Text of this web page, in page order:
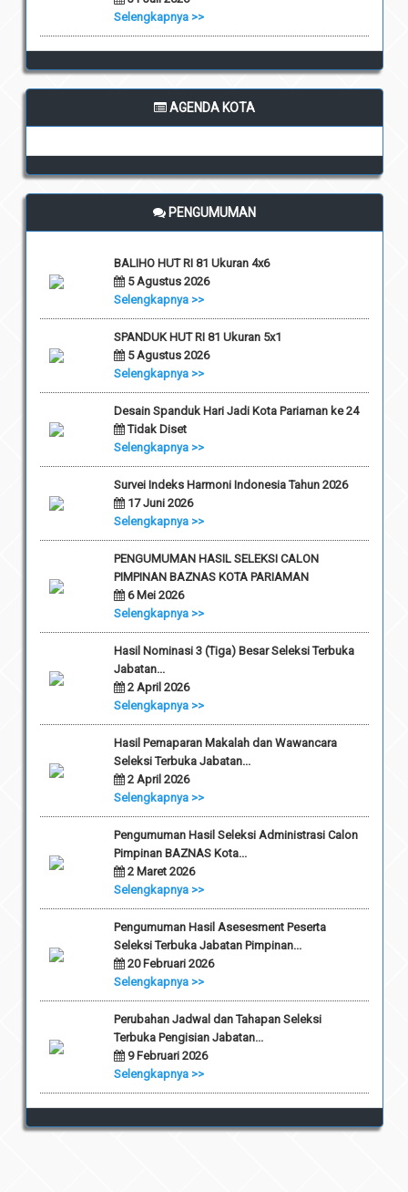
Selengkapnya >>
AGENDA KOTA
PENGUMUMAN
BALIHO HUT RI 81 Ukuran 4x6
5 Agustus 2026
Selengkapnya >>
SPANDUK HUT RI 81 Ukuran 5x1
5 Agustus 2026
Selengkapnya >>
Desain Spanduk Hari Jadi Kota Pariaman ke 24
Tidak Diset
Selengkapnya >>
Survei Indeks Harmoni Indonesia Tahun 2026
17 Juni 2026
Selengkapnya >>
PENGUMUMAN HASIL SELEKSI CALON
PIMPINAN BAZNAS KOTA PARIAMAN
6 Mei 2026
Selengkapnya >>
Hasil Nominasi 3 (Tiga) Besar Seleksi Terbuka
Jabatan...
2 April 2026
Selengkapnya >>
Hasil Pemaparan Makalah dan Wawancara
Seleksi Terbuka Jabatan...
2 April 2026
Selengkapnya >>
Pengumuman Hasil Seleksi Administrasi Calon
Pimpinan BAZNAS Kota...
2 Maret 2026
Selengkapnya >>
Pengumuman Hasil Asesesment Peserta
Seleksi Terbuka Jabatan Pimpinan...
20 Februari 2026
Selengkapnya >>
Perubahan Jadwal dan Tahapan Seleksi
Terbuka Pengisian Jabatan...
9 Februari 2026
Selengkapnya >>